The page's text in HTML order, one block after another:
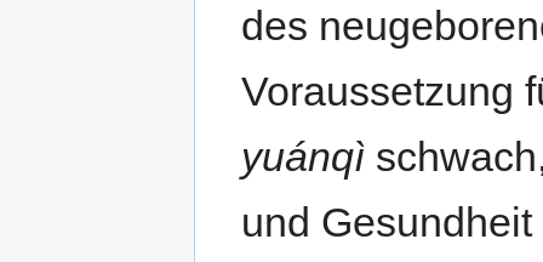
des
Voraussetzung
yuánqì
und